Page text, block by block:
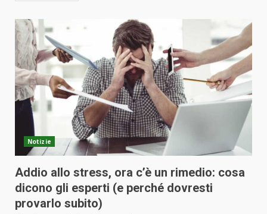
Notizie
Addio allo stress, ora c’è un rimedio: cosa
dicono gli esperti (e perché dovresti
provarlo subito)